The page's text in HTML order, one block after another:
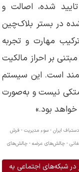
شده، اصالت و
در بستر بلاک‌چین
مهارت و تجربه
بر احراز مالکیت
است. این سیستم
نیست و به‌صورت
خواهد بود.»
ایران - سوء مدیریت - فرش
- چالش‌های عرضه - چالش‌های
شبکه‌های اجتماعی به